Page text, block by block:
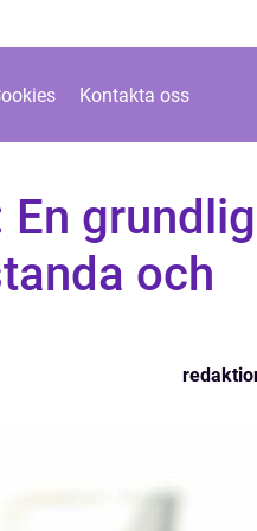
Kontakta oss
En grundlig
och